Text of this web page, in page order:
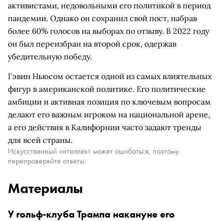
активистами, недовольными его политикой в период
пандемии. Однако он сохранил свой пост, набрав
более 60% голосов на выборах по отзыву. В 2022 году
он был переизбран на второй срок, одержав
убедительную победу.
Гэвин Ньюсом остается одной из самых влиятельных
фигур в американской политике. Его политические
амбиции и активная позиция по ключевым вопросам
делают его важным игроком на национальной арене,
а его действия в Калифорнии часто задают тренды
для всей страны.
Искусственный интеллект может ошибаться, поэтому
перепроверяйте ответы.
Материалы
У гольф-клуба Трампа накануне его